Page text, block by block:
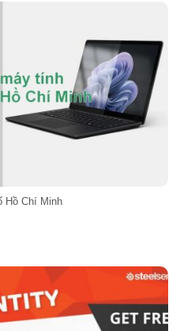
Hồ Chí Minh